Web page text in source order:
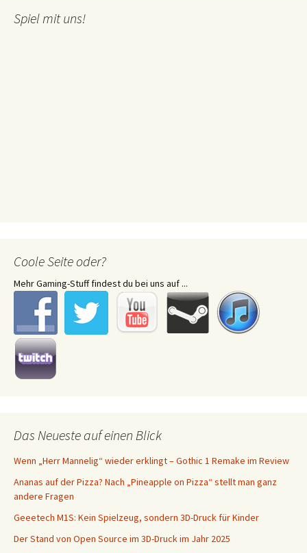
Spiel mit uns!
Coole Seite oder?
Mehr Gaming-Stuff findest du bei uns auf ...
Das Neueste auf einen Blick
Wenn „Herr Mannelig“ wieder erklingt – Gothic 1 Remake im Review
Ananas auf der Pizza? Nach „Pineapple on Pizza“ stellt man ganz
andere Fragen
Geeetech M1S: Kein Spielzeug, sondern 3D-Druck für Kinder
Der Stand von Open Source im 3D-Druck im Jahr 2025